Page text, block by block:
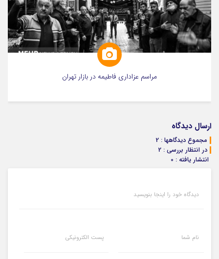
مراسم عزاداری فاطیمه در بازار تهران
ارسال دیدگاه
مجموع دیدگاهها : 2
در انتظار بررسی : 2
انتشار یافته : 0
دیدگاه خود را اینجا بنویسید
نام شما پست الکترونیکی